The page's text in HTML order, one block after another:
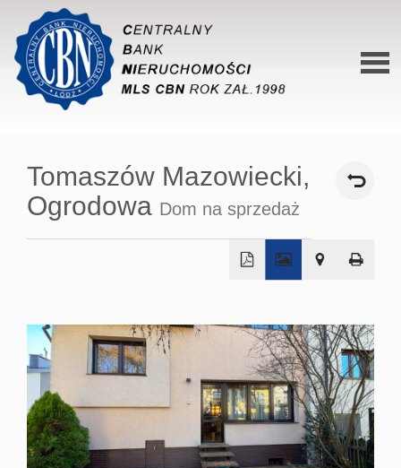
O
Hale
Tomaszów Mazowiecki,
Ogrodowa Dom na sprzedaż
−